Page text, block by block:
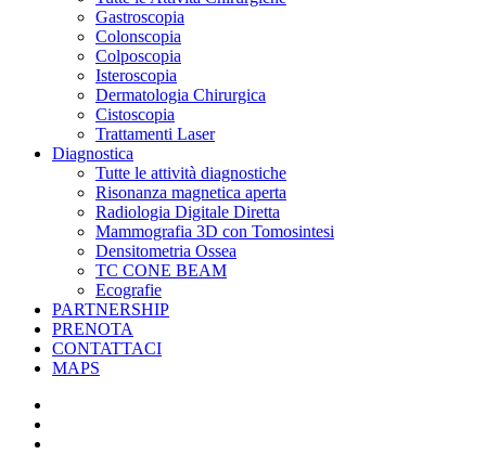
Gastroscopia
Colonscopia
Colposcopia
Isteroscopia
Dermatologia Chirurgica
Cistoscopia
Trattamenti Laser
Diagnostica
Tutte le attività diagnostiche
Risonanza magnetica aperta
Radiologia Digitale Diretta
Mammografia 3D con Tomosintesi
Densitometria Ossea
TC CONE BEAM
Ecografie
PARTNERSHIP
PRENOTA
CONTATTACI
MAPS